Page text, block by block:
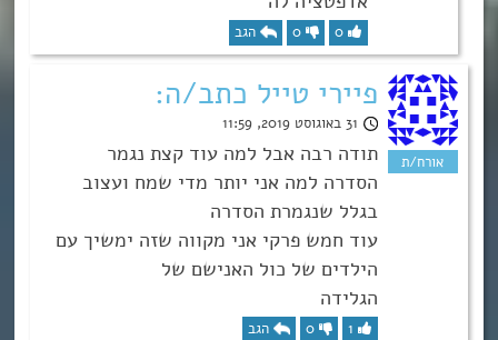
0
0 הגב
פיירי טייל כתב/ה:
31 באוגוסט 2019, 11:59
תודה רבה אבל למה עוד קצת נגמר
הסדרה למה אני יותר מדי שמח ועצוב
בגלל שנגמרת הסדרה
עוד חמש פרקי אני מקווה שזה ימשיך עם
הילדים של כול האנישם של
הגלידה
1
0 הגב